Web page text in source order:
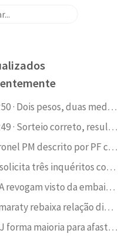
T-250 · Dois pesos, duas medidas — erro judiciário e indenização assimétrica
T-249 · Sorteio correto, resultado sensível: quando a distribuição aleatória n
Coronel PM descrito por PF como amigo de operadores financeiros do PCC chefiou assessoria militar da SSP-SP durante gestão de Alexandre de Moraes
PF solicita três inquéritos contra Fábio Luís Lula da Silva (Lulinha); sorteio eletrônico distribui dois a André Mendonça e um a Flávio Dino
EUA revogam visto da embaixadora do Brasil em Washington; justificativas dos dois lados têm graus distintos de fundamentação factual
Itamaraty rebaixa relação diplomática com a Argentina e dispensa embaixador argentino após Milei chamar Lula de 'ladrão' e 'presidiário' e Moraes de 'lixo careca'
CNJ forma maioria para afastar por dois anos a juíza Gabriela Hardt, sucessora de Moro na 13ª Vara Federal, por irregularidades na criação da 'Fundação Lava Jato'